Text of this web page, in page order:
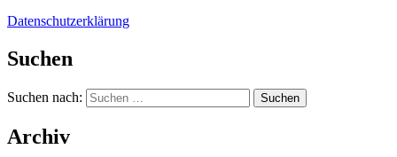
Datenschutzerklärung
Suchen
Suchen nach:
Archiv